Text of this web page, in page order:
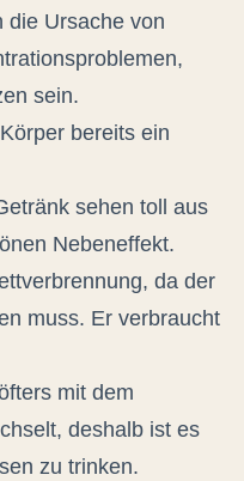
die Ursache von
sein.
bereits ein
sehen toll aus
Nebeneffekt.
da der
muss. Er verbraucht
mit dem
deshalb ist es
zu trinken.